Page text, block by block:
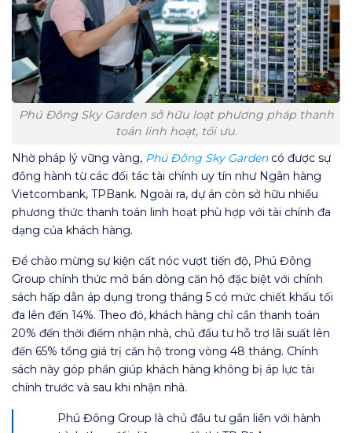
Phú Đông Sky Garden sở hữu loạt phương pháp thanh
toán linh hoạt, tối ưu.
Nhờ pháp lý vững vàng, Phú Đông Sky Gardencó được sự
đồng hành từ các đối tác tài chính uy tín như Ngân hàng
Vietcombank, TPBank. Ngoài ra, dự án còn sở hữu nhiều
phương thức thanh toán linh hoạt phù hợp với tài chính đa
dạng của khách hàng.
Để chào mừng sự kiện cất nóc vượt tiến độ, Phú Đông
Group chính thức mở bán dòng căn hộ đặc biệt với chính
sách hấp dẫn áp dụng trong tháng 5 có mức chiết khấu tối
đa lên đến 14%. Theo đó, khách hàng chỉ cần thanh toán
20% đến thời điểm nhận nhà, chủ đầu tư hỗ trợ lãi suất lên
đến 65% tổng giá trị căn hộ trong vòng 48 tháng. Chính
sách này góp phần giúp khách hàng không bị áp lực tài
chính trước và sau khi nhận nhà.
Phú Đông Group là chủ đầu tư gắn liền với hành